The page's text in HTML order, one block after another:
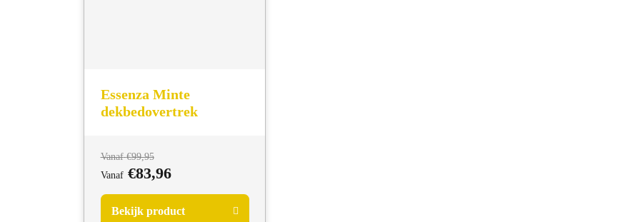
Essenza Minte
dekbedovertrek
Vanaf €99,95
Vanaf €83,96
Bekijk product